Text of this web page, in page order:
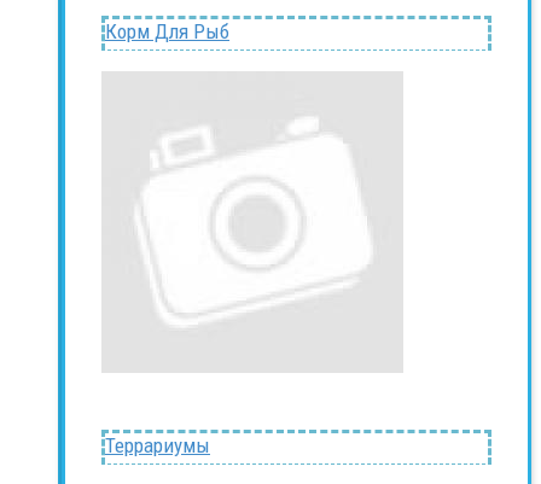
Корм Для Рыб
Террариумы